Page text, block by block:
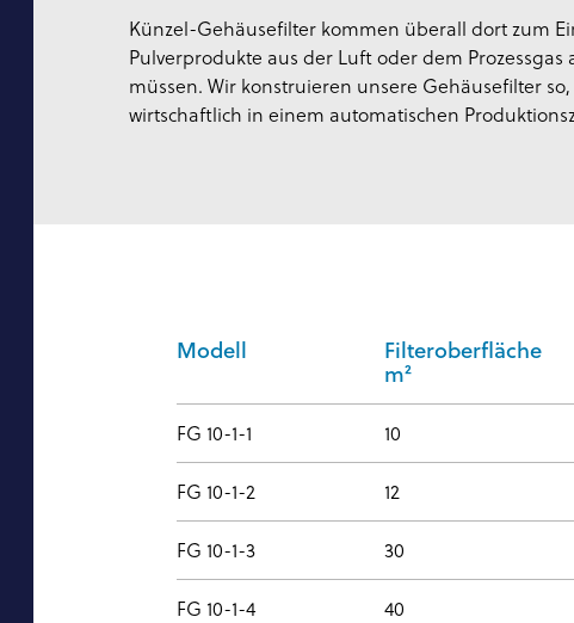
Künzel-Gehäusefilter kommen überall dort zum
Pulverprodukte aus der Luft oder dem Prozessgas
müssen. Wir konstruieren unsere Gehäusefilter
wirtschaftlich in einem automatischen
Modell Filteroberfläche
m²
FG 10-1-1 10
FG 10-1-2 12
FG 10-1-3 30
FG 10-1-4 40